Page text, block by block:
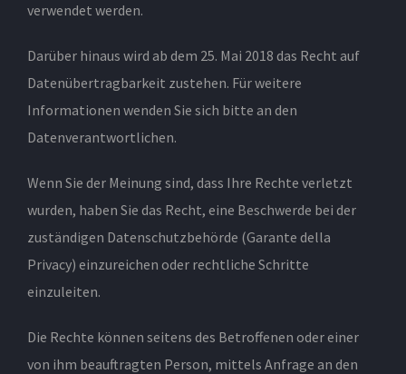
verwendet werden.
Darüber hinaus wird ab dem 25. Mai 2018 das Recht auf
Datenübertragbarkeit zustehen. Für weitere
Informationen wenden Sie sich bitte an den
Datenverantwortlichen.
Wenn Sie der Meinung sind, dass Ihre Rechte verletzt
wurden, haben Sie das Recht, eine Beschwerde bei der
zuständigen Datenschutzbehörde (Garante della
Privacy) einzureichen oder rechtliche Schritte
einzuleiten.
Die Rechte können seitens des Betroffenen oder einer
von ihm beauftragten Person, mittels Anfrage an den